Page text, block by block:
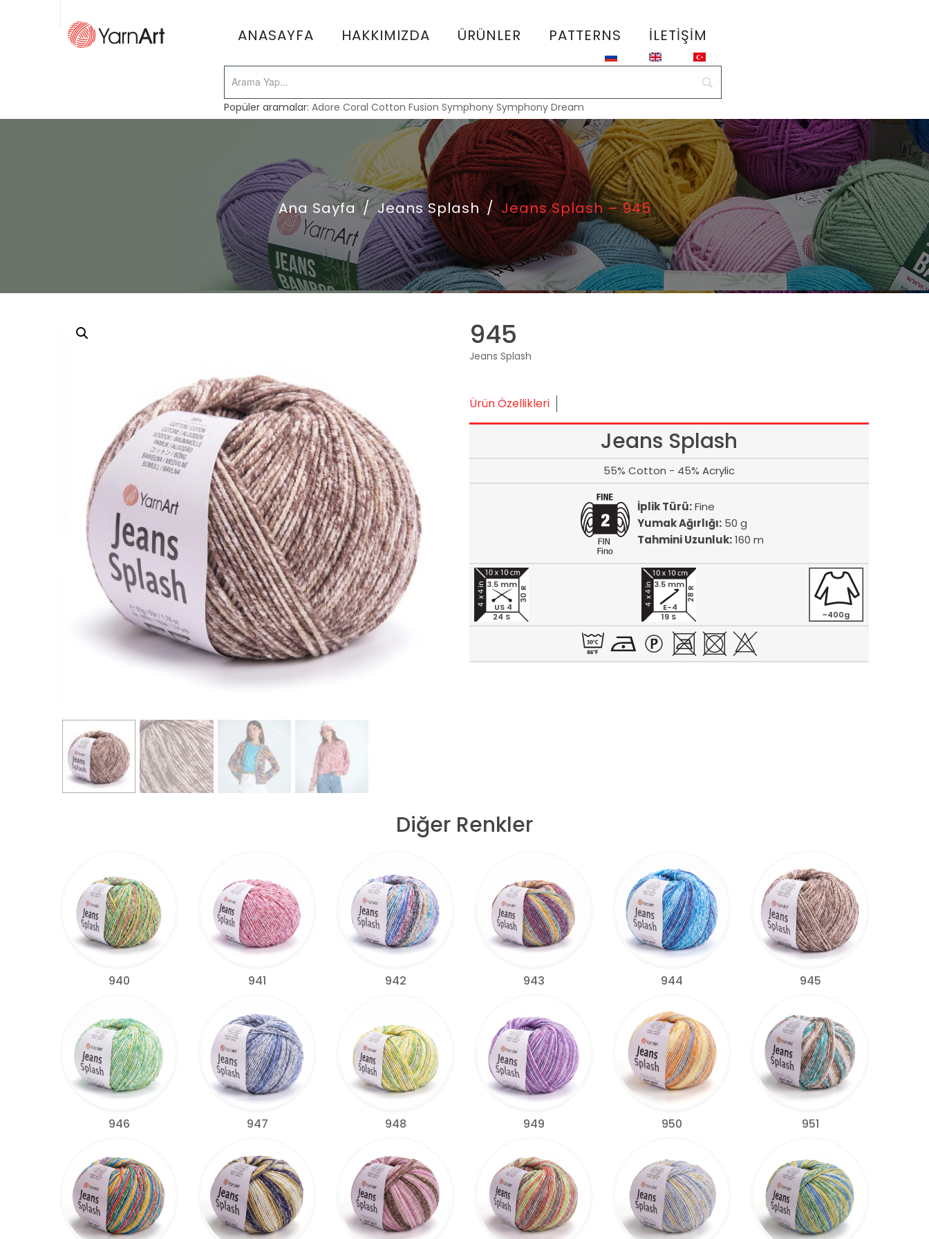
ANASAYFA HAKKIMIZDA ÜRÜNLER PATTERNS İLETIŞIM
Popüler aramalar:Adore Coral Cotton Fusion Symphony Symphony Dream
Ana Sayfa / Jeans Splash / Jeans Splash – 945
945
Jeans Splash
Ürün Özellikleri
Jeans Splash
55% Cotton - 45% Acrylic
İplik Türü:Fine
Yumak Ağırlığı: 50 g
Tahmini Uzunluk:160 m
24 S
30 R
3.5 mm
US 4
19 S
28 R
3.5 mm
E-4
~400g
Diğer Renkler
940 941 942 943 944 945
946 947 948 949 950 951